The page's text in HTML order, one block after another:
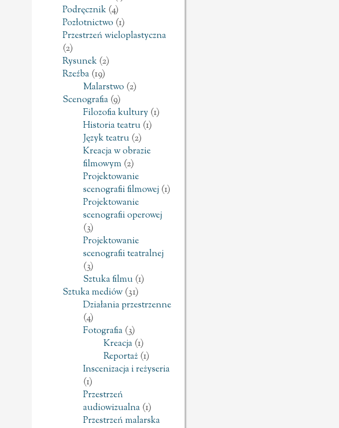
Podręcznik(4)
Pozłotnictwo (1)
Przestrzeń wieloplastyczna
(2)
Rysunek(2)
Rzeźba(19)
Malarstwo (2)
Scenografia(9)
Filozofia kultury(1)
Historia teatru(1)
Język teatru(2)
Kreacja w obrazie
filmowym (2)
Projektowanie
scenografii filmowej(1)
Projektowanie
scenografii operowej
(3)
Projektowanie
scenografii teatralnej
(3)
Sztuka filmu(1)
Sztuka mediów(31)
Działania przestrzenne
(4)
Fotografia(3)
Kreacja(1)
Reportaż(1)
Inscenizacja i reżyseria
(1)
Przestrzeń
audiowizualna(1)
Przestrzeń malarska